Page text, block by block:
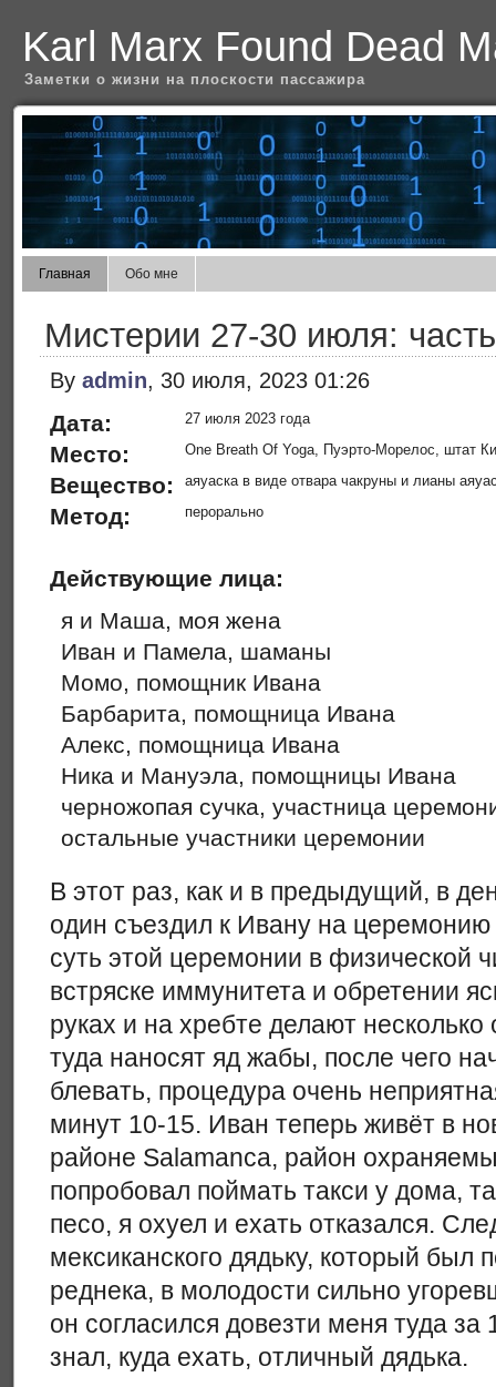
Karl Marx Found Dead
Заметки о жизни на плоскости пассажира
Главная Обо мне
Мистерии 27-30 июля:
By admin, 30 июля, 2023 01:26
Дата: 27 июля 2023 года
Место: One Breath Of Yoga, Пуэрто-Морелос, штат
Вещество: аяуаска в виде отвара чакруны и лианы
Метод: перорально
Действующие лица:
я и Маша, моя жена
Иван и Памела, шаманы
Момо, помощник Ивана
Барбарита, помощница Ивана
Алекс, помощница Ивана
Ника и Мануэла, помощницы Ивана
черножопая сучка, участница
остальные участники церемонии
В этот раз, как и в предыдущий, в
один съездил к Ивану на
суть этой церемонии в физической
встряске иммунитета и обретении
руках и на хребте делают
туда наносят яд жабы, после чего
блевать, процедура очень
минут 10-15. Иван теперь живёт в
районе Salamanca, район
попробовал поймать такси у дома,
песо, я охуел и ехать отказался.
мексиканского дядьку, который был
реднека, в молодости сильно
он согласился довезти меня туда
знал, куда ехать, отличный дядька.